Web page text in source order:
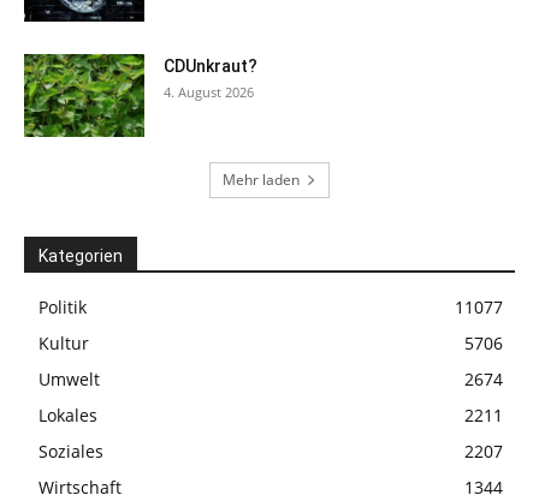
CDUnkraut?
4. August 2026
Mehr laden
Kategorien
Politik
11077
Kultur
5706
Umwelt
2674
Lokales
2211
Soziales
2207
Wirtschaft
1344